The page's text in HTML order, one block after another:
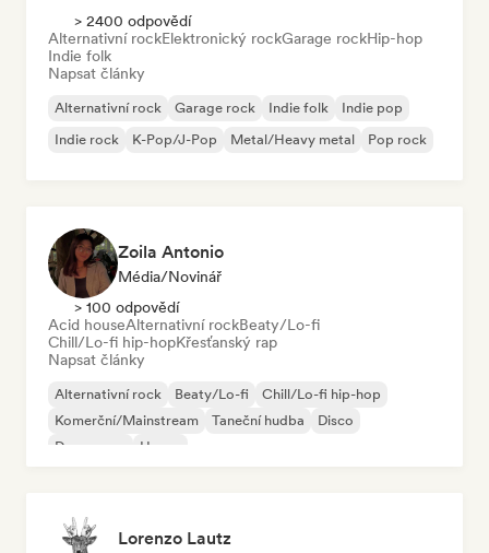
> 2400 odpovědí
Alternativní rockElektronický rockGarage rockHip-hop
Indie folk
Napsat články
Alternativní rock Garage rock Indie folk
Indie pop
Indie rock
K-Pop/J-Pop Metal/Heavy metal Pop rock
Zoila Antonio
Média/novinář
> 100 odpovědí
Acid houseAlternativní rockBeaty/Lo-fi
Chill/Lo-fi hip-hopKřesťanský rap
Napsat články
Alternativní rock Beaty/Lo-fi
Chill/Lo-fi hip-hop
Komerční/Mainstream
Taneční hudba
Disco
Dream pop
House
Lorenzo Lautz